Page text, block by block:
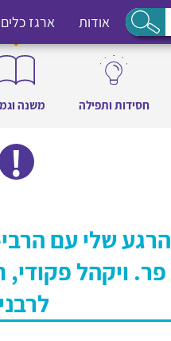
אודות ארגז כלים
חסידות ותפילה משנה
הרגע שלי עם
פר. ויקהל פקודי,